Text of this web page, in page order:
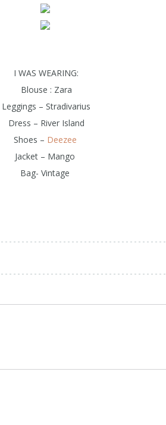
I WAS WEARING:
Blouse : Zara
Leggings – Stradivarius
Dress – River Island
Shoes – Deezee
Jacket – Mango
Bag- Vintage